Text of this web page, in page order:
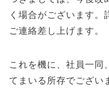
く場合がございます。
ご連絡差し上げます。
これを機に、社員一同
てまいる所存でござい